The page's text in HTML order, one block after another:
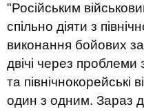
"Російським
спільно діяти з
виконання бойових
двічі через проблеми
та північнокорейські
один з одним. Зараз